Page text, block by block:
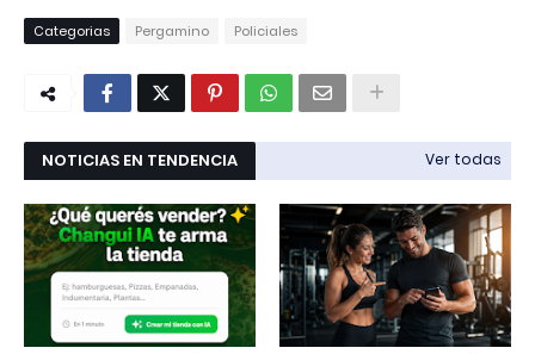
Categorias Pergamino Policiales
NOTICIAS EN TENDENCIA Ver todas